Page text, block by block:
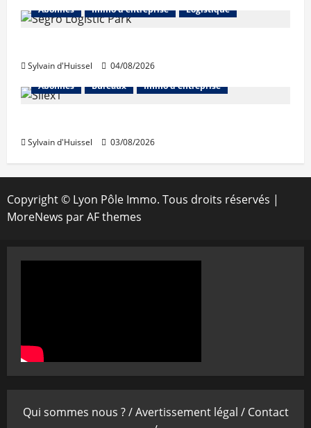
Abonnés
Immo d'entreprise Logistique
Sylvain d'Huissel
04/08/2026
Abonnés
Bureaux Immo d'entreprise
Sylvain d'Huissel 03/08/2026
Copyright © Lyon Pôle Immo. Tous droits réservés |
MoreNews par AF themes
Qui sommes nous ? /Avertissement légal / Contact